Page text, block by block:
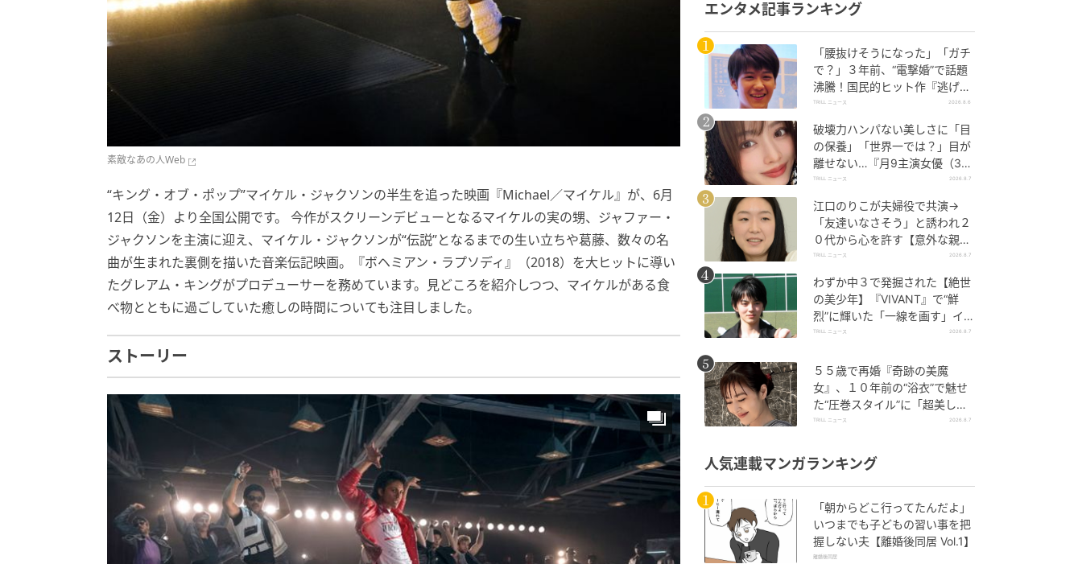
素敵なあの人Web
“キング・オブ・ポップ”マイケル・ジャクソンの半生を追った映画『Michael／マイケル』が、6月
12日（金）より全国公開です。 今作がスクリーンデビューとなるマイケルの実の甥、ジャファー・
ジャクソンを主演に迎え、マイケル・ジャクソンが“伝説”となるまでの生い立ちや葛藤、数々の名
曲が生まれた裏側を描いた音楽伝記映画。『ボヘミアン・ラプソディ』（2018）を大ヒットに導い
たグレアム・キングがプロデューサーを務めています。見どころを紹介しつつ、マイケルがある食
べ物とともに過ごしていた癒しの時間についても注目しました。
ストーリー
エンタメ記事ランキング
「腰抜けそうになった」「ガチ
で？」３年前、“電撃婚”で話題
沸騰！国民的ヒット作『逃げ
恥』で異彩放った【国宝級イケ
TRILL ニュース 2026.8.6
破壊力ハンパない美しさに「目
の保養」「世界一では？」目が
離せない…『月9主演女優（34
歳）』“極上”美ショットがすご
TRILL ニュース 2026.8.7
江口のりこが夫婦役で共演→
「友達いなさそう」と誘われ２
０代から心を許す【意外な親友
芸人】とは？
TRILL ニュース 2026.8.7
わずか中３で発掘された【絶世
の美少年】『VIVANT』で“鮮
烈”に輝いた「一線を画す」イケ
メン俳優
TRILL ニュース 2026.8.7
５５歳で再婚『奇跡の美魔
女』、１０年前の“浴衣”で魅せ
た“圧巻スタイル”に「超美し
い」「うっとり」
TRILL ニュース 2026.8.7
人気連載マンガランキング
「朝からどこ行ってたんだよ」
いつまでも子どもの習い事を把
握しない夫【離婚後同居 Vol.1】
離婚後同居